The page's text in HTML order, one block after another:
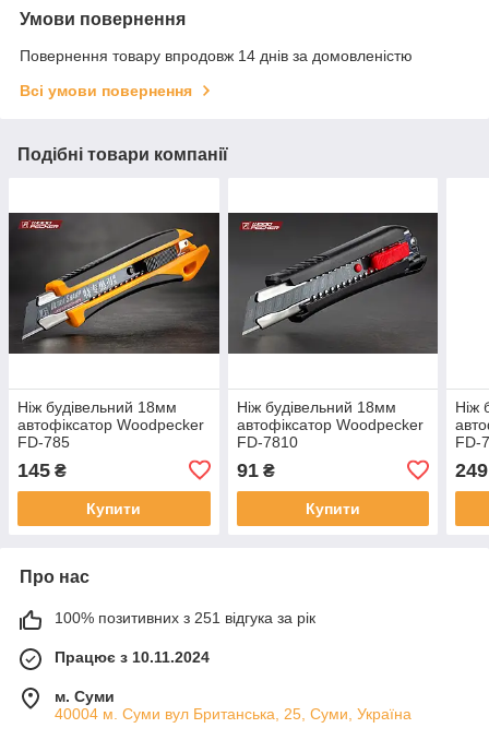
Умови повернення
Повернення товару впродовж 14 днів за домовленістю
Всі умови повернення
Подібні товари компанії
Ніж будівельний 18мм
автофіксатор Woodpecker
FD-785
145 ₴
Купити
Ніж будівельний 18мм
автофіксатор Woodpecker
FD-7810
91₴
Купити
Ніж
FD-
249
Про нас
100% позитивних з 251 відгука за рік
Працює з 10.11.2024
м. Суми
40004 м. Суми вул Британська, 25, Суми, Україна